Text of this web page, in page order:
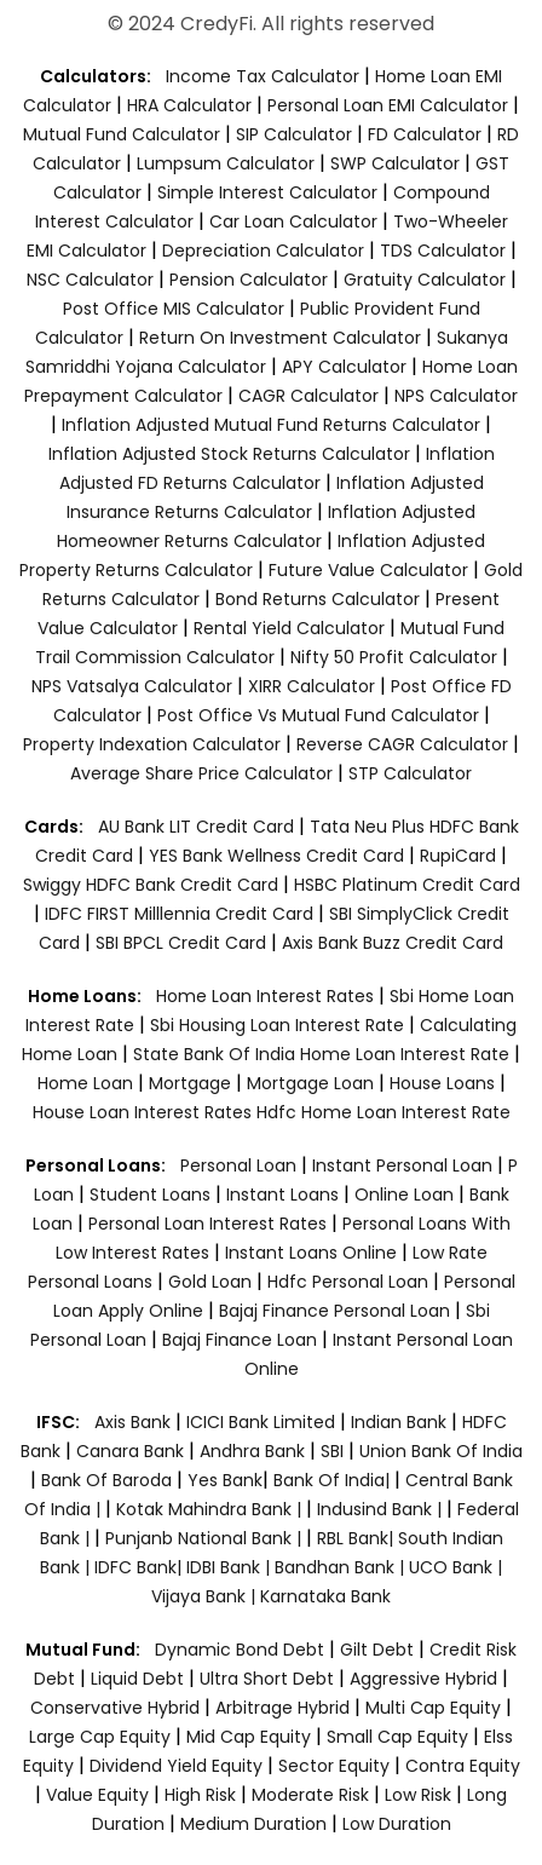
© 2024 CredyFi. All rights reserved
Calculators: Income Tax Calculator | Home Loan EMI
Calculator | HRA Calculator | Personal Loan EMI Calculator |
Mutual Fund Calculator | SIP Calculator | FD Calculator | RD
Calculator | Lumpsum Calculator | SWP Calculator | GST
Calculator| Simple Interest Calculator| Compound
Interest Calculator| Car Loan Calculator| Two-Wheeler
EMI Calculator| Depreciation Calculator| TDS Calculator|
NSC Calculator| Pension Calculator| Gratuity Calculator|
Post Office MIS Calculator| Public Provident Fund
Calculator| Return On Investment Calculator| Sukanya
Samriddhi Yojana Calculator| APY Calculator| Home Loan
Prepayment Calculator | CAGR Calculator | NPS Calculator
| Inflation Adjusted Mutual Fund Returns Calculator |
Inflation Adjusted Stock Returns Calculator| Inflation
Adjusted FD Returns Calculator| Inflation Adjusted
Insurance Returns Calculator | Inflation Adjusted
Homeowner Returns Calculator | Inflation Adjusted
Property Returns Calculator | Future Value Calculator | Gold
Returns Calculator | Bond Returns Calculator | Present
Value Calculator | Rental Yield Calculator | Mutual Fund
Trail Commission Calculator| Nifty 50 Profit Calculator|
NPS Vatsalya Calculator| XIRR Calculator| Post Office FD
Calculator| Post Office Vs Mutual Fund Calculator|
Property Indexation Calculator | Reverse CAGR Calculator |
Average Share Price Calculator | STP Calculator
Cards: AU Bank LIT Credit Card | Tata Neu Plus HDFC Bank
Credit Card | YES Bank Wellness Credit Card | RupiCard |
Swiggy HDFC Bank Credit Card | HSBC Platinum Credit Card
| IDFC FIRST Milllennia Credit Card | SBI SimplyClick Credit
Card | SBI BPCL Credit Card | Axis Bank Buzz Credit Card
Home Loans: Home Loan Interest Rates | Sbi Home Loan
Interest Rate | Sbi Housing Loan Interest Rate | Calculating
Home Loan | State Bank Of India Home Loan Interest Rate |
Home Loan | Mortgage | Mortgage Loan | House Loans |
House Loan Interest Rates Hdfc Home Loan Interest Rate
Personal Loans: Personal Loan | Instant Personal Loan | P
Loan | Student Loans | Instant Loans | Online Loan | Bank
Loan | Personal Loan Interest Rates | Personal Loans With
Low Interest Rates | Instant Loans Online | Low Rate
Personal Loans | Gold Loan | Hdfc Personal Loan | Personal
Loan Apply Online | Bajaj Finance Personal Loan | Sbi
Personal Loan | Bajaj Finance Loan | Instant Personal Loan
Online
IFSC: Axis Bank | ICICI Bank Limited | Indian Bank | HDFC
Bank| Canara Bank | Andhra Bank| SBI | Union Bank Of India
| Bank Of Baroda | Yes Bank| Bank Of India| | Central Bank
Of India | | Kotak Mahindra Bank | | Indusind Bank | | Federal
Bank | | Punjanb National Bank | | RBL Bank| South Indian
Bank | IDFC Bank| IDBI Bank | Bandhan Bank | UCO Bank |
Vijaya Bank | Karnataka Bank
Mutual Fund: Dynamic Bond Debt | Gilt Debt | Credit Risk
Debt | Liquid Debt | Ultra Short Debt | Aggressive Hybrid |
Conservative Hybrid | Arbitrage Hybrid | Multi Cap Equity |
Large Cap Equity | Mid Cap Equity | Small Cap Equity | Elss
Equity| Dividend Yield Equity| Sector Equity | Contra Equity
| Value Equity | High Risk | Moderate Risk | Low Risk | Long
Duration | Medium Duration | Low Duration